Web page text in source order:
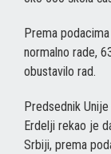
Prema
normalno rade,
obustavilo rad.
Predsednik
Erdelji rekao je
Srbiji, prema